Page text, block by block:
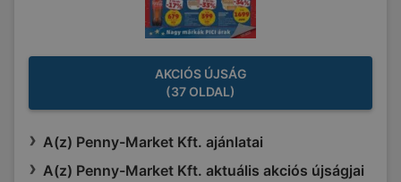
AKCIÓS ÚJSÁG
(37 OLDAL)
A(z) Penny-Market Kft. ajánlatai
A(z) Penny-Market Kft. aktuális akciós újságjai